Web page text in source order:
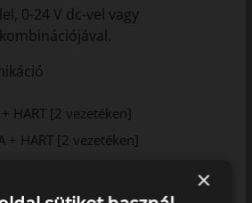
0-24 V dc-vel vagy
HART [2 vezetéken]
+ HART [2 vezetéken]
×